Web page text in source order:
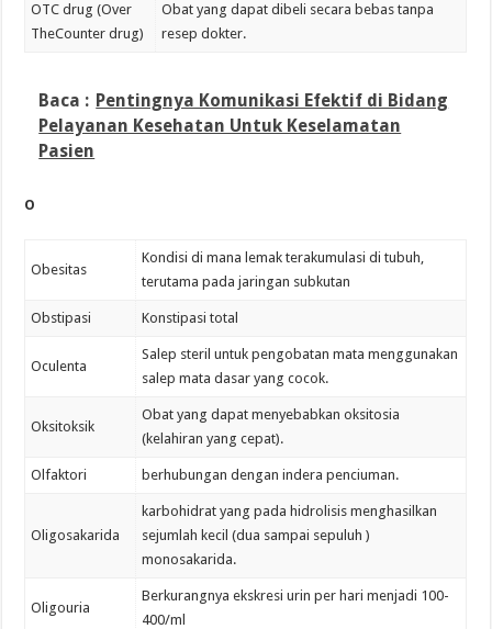
OTC drug (Over
TheCounter drug)
Obat yang dapat dibeli secara bebas tanpa
resep dokter.
Baca : Pentingnya Komunikasi Efektif di Bidang
Pelayanan Kesehatan Untuk Keselamatan
Pasien
O
Obesitas
Kondisi di mana lemak terakumulasi di tubuh,
terutama pada jaringan subkutan
Obstipasi Konstipasi total
Oculenta
Salep steril untuk pengobatan mata menggunakan
salep mata dasar yang cocok.
Oksitoksik
Obat yang dapat menyebabkan oksitosia
(kelahiran yang cepat).
Olfaktori berhubungan dengan indera penciuman.
Oligosakarida
karbohidrat yang pada hidrolisis menghasilkan
sejumlah kecil (dua sampai sepuluh )
monosakarida.
Oligouria
Berkurangnya ekskresi urin per hari menjadi 100-
400/ml